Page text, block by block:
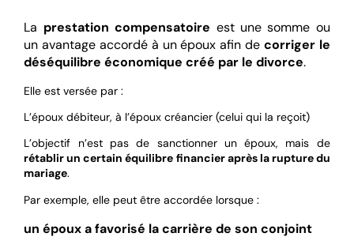
La prestation compensatoire est une somme ou
un avantage accordé à un époux afin de corriger le
déséquilibre économique créé par le divorce.
Elle est versée par :
L’époux débiteur, à l’époux créancier (celui qui la reçoit)
L’objectif n’est pas de sanctionner un époux, mais de
rétablir un certain équilibre financier après la rupture du
mariage.
Par exemple, elle peut être accordée lorsque :
un époux a favorisé la carrière de son conjoint